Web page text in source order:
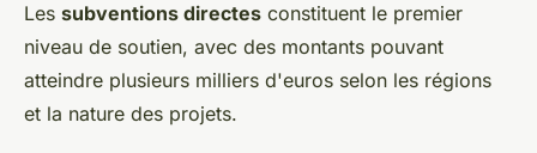
Les subventions directes constituent le premier
niveau de soutien, avec des montants pouvant
atteindre plusieurs milliers d'euros selon les régions
et la nature des projets.